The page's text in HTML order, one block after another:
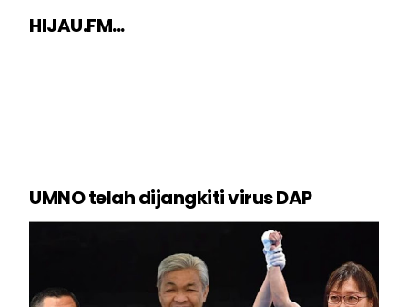
HIJAU.FM...
UMNO telah dijangkiti virus DAP